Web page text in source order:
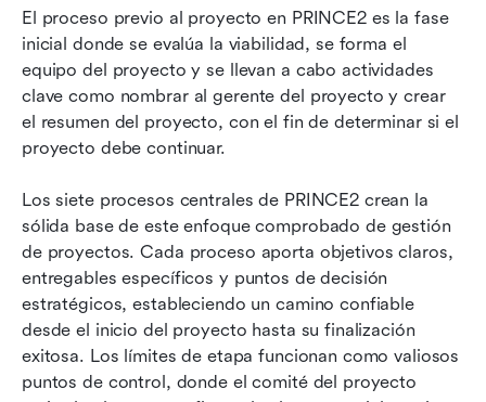
El proceso previo al proyecto en PRINCE2 es la fase
inicial donde se evalúa la viabilidad, se forma el
equipo del proyecto y se llevan a cabo actividades
clave como nombrar al gerente del proyecto y crear
el resumen del proyecto, con el fin de determinar si el
proyecto debe continuar.
Los siete procesos centrales de PRINCE2 crean la
sólida base de este enfoque comprobado de gestión
de proyectos. Cada proceso aporta objetivos claros,
entregables específicos y puntos de decisión
estratégicos, estableciendo un camino confiable
desde el inicio del proyecto hasta su finalización
exitosa. Los límites de etapa funcionan como valiosos
puntos de control, donde el comité del proyecto